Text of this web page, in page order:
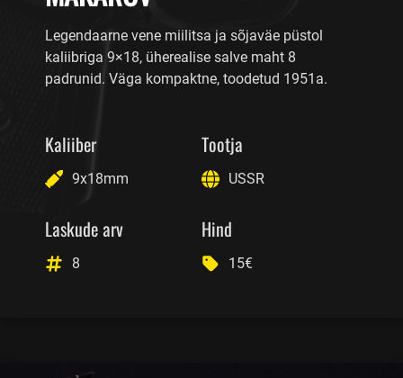
Legendaarne vene miilitsa ja sõjaväe püstol
kaliibriga 9×18, üherealise salve maht 8
padrunid. Väga kompaktne, toodetud 1951a.
Kaliiber
9x18mm
Tootja
USSR
Laskude arv
8
Hind
15€